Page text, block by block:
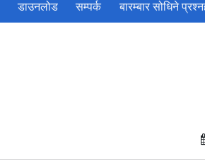
डाउनलोड सम्पर्क बारम्बार सोधिने